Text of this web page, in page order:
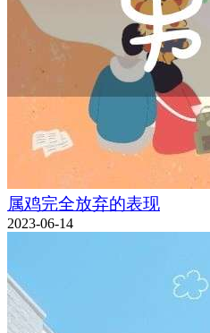
属鸡完全放弃的表现
2023-06-14